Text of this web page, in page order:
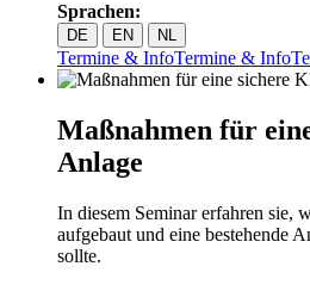
Sprachen:
DE EN NL
Termine & InfoTermine & Info
Maßnahmen für
Anlage
In diesem Seminar erfahren sie,
aufgebaut und eine bestehende
sollte.